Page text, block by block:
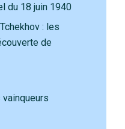
du 18 juin 1940
: les
de